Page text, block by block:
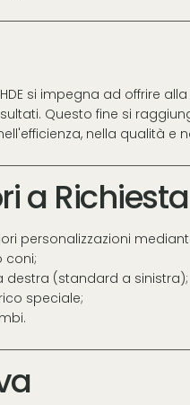
si impegna ad offrire
Questo fine si
nella qualità e
a Richiesta
personalizzazioni
coni;
destra (standard a sinistra);
speciale;